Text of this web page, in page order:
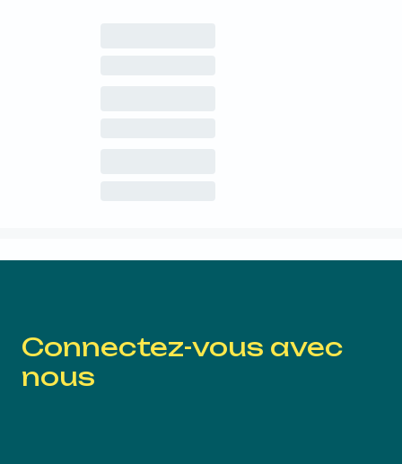
Connectez-vous avec
nous